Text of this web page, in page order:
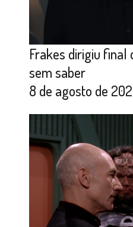
Frakes dirigiu final
sem saber
8 de agosto de